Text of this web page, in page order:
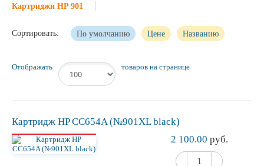
Картриджи HP 901
Сортировать: По умолчанию Цене Названию
Отображать товаров на странице
Картридж HP CC654A (№901XL black)
2 100.00 руб.